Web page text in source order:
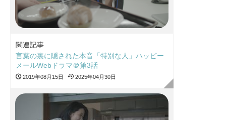
関連記事
言葉の裏に隠された本音「特別な人」ハッピー
メールWebドラマ＠第3話
2019年08月15日 2025年04月30日